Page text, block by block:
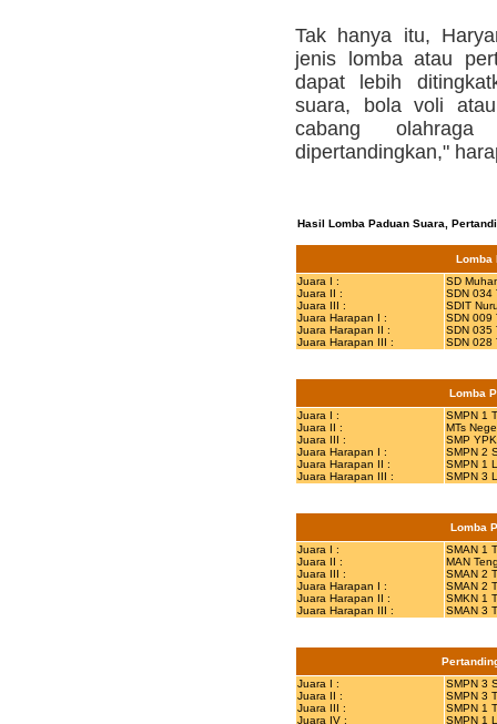
Tak hanya itu,
jenis lomba atau
dapat lebih
suara, bola voli
cabang
dipertandingkan,"
Hasil Lomba Paduan Suara,
Lomba
Juara I :
Juara II :
Juara III :
Juara Harapan I :
Juara Harapan II :
Juara Harapan III :
SD
SDN 034
SDIT
SDN 009
SDN 035
SDN 028
Lomba
Juara I :
Juara II :
Juara III :
Juara Harapan I :
Juara Harapan II :
Juara Harapan III :
SMPN 1
MTs
SMP
SMPN 2
SMPN 1
SMPN 3
Lomba
Juara I :
Juara II :
Juara III :
Juara Harapan I :
Juara Harapan II :
Juara Harapan III :
SMAN 1
MAN
SMAN 2
SMAN 2
SMKN 1
SMAN 3
Juara I :
Juara II :
Juara III :
Juara IV :
SMPN 3
SMPN 3
SMPN 1
SMPN 1